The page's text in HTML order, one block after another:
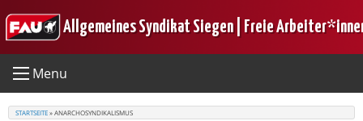
to
Allgemeines Syndikat Siegen | Freie
Menu
STARTSEITE»ANARCHOSYNDIKALISMUS